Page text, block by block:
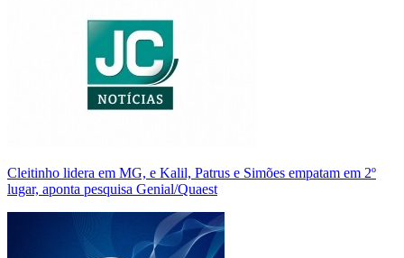
Cleitinho lidera em MG, e Kalil, Patrus e Simões empatam em 2º
lugar, aponta pesquisa Genial/Quaest